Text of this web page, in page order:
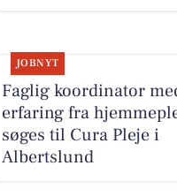
JOBNYT
Faglig koordinator
erfaring fra
søges til Cura Pleje i
Albertslund